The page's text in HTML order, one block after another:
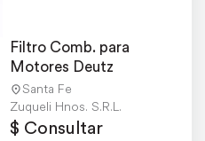
Filtro Comb. para
Motores Deutz
Santa Fe
Zuqueli Hnos. S.R.L.
$ Consultar